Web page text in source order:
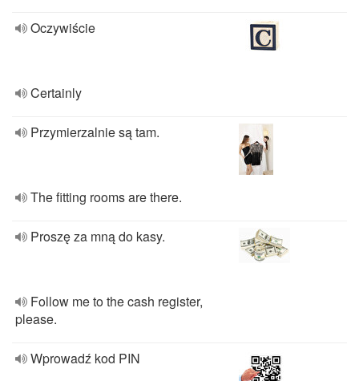
Oczywiście
Certainly
Przymierzalnie są tam.
The fitting rooms are there.
Proszę za mną do kasy.
Follow me to the cash register,
please.
Wprowadź kod PIN